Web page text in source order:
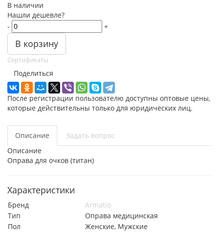
В наличии
Нашли дешевле?
-
+
В корзину
Сертификаты
Поделиться
После регистрации пользователю доступны оптовые цены,
которые действительны только для юридических лиц.
Описание
Задать вопрос
Описание
Оправа для очков (титан)
Характеристики
Бренд
Armatio
Тип
Оправа медицинская
Пол
Женские, Мужские